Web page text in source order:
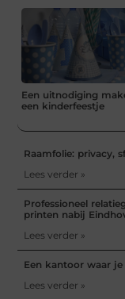
Een uitnodiging
een kinderfeestje
Raamfolie: privacy,
Lees verder »
Professioneel
printen nabij
Lees verder »
Een kantoor waar
Lees verder »